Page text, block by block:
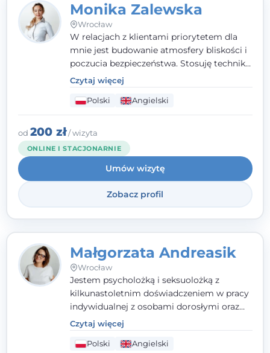
Monika Zalewska
Wrocław
W relacjach z klientami priorytetem dla
mnie jest budowanie atmosfery bliskości i
poczucia bezpieczeństwa. Stosuję techniki
poznawczo-behawioralne oraz metody,
które koncentrują się na rozwiązaniach
(TSR). Te polegają na osiąganiu
zamierzonych celów (doprowadzeniu do
rozwiązania trudnych sytuacji) poprzez
identyfikowanie i wzmacnianie zasobów
oraz mocnych stron klienta. W swojej
pracy korzystam także z metod dialogu
motywacyjnego i treningu uważności.
Czytaj więcej
Polski Angielski
od 200 zł/ wizyta
ONLINE I STACJONARNIE
Umów wizytę
Zobacz profil
Małgorzata Andreasik
Wrocław
Jestem psycholożką i seksuolożką z
kilkunastoletnim doświadczeniem w pracy
indywidualnej z osobami dorosłymi oraz
parami. Specjalizuję się w obszarze zdrowia
seksualnego, żałoby, kryzysów życiowych i
wypalenia zawodowego. Pracuję w języku
Czytaj więcej
Polski Angielski